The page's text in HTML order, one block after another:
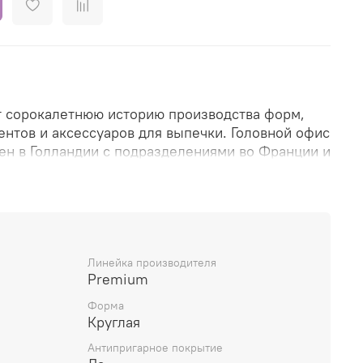
историю производства форм,
и аксессуаров для выпечки. Головной офис
в Голландии с подразделениями во Франции и
производится на собственных заводах
осуществлять высокий контроль за
и соответствовать всем стандартам и нормам
производства делают инвентарь Patisse
и долговечным в использовании и
Линейка производителя
Premium
Форма
Круглая
Антипригарное покрытие